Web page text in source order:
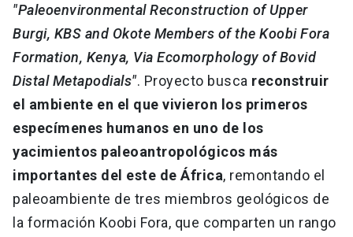
"Paleoenvironmental Reconstruction of Upper
Burgi, KBS and Okote Members of the Koobi Fora
Formation, Kenya, Via Ecomorphology of Bovid
Distal Metapodials". Proyecto busca reconstruir
el ambiente en el que vivieron los primeros
especímenes humanos en uno de los
yacimientos paleoantropológicos más
importantes del este de África, remontando el
paleoambiente de tres miembros geológicos de
la formación Koobi Fora, que comparten un rango